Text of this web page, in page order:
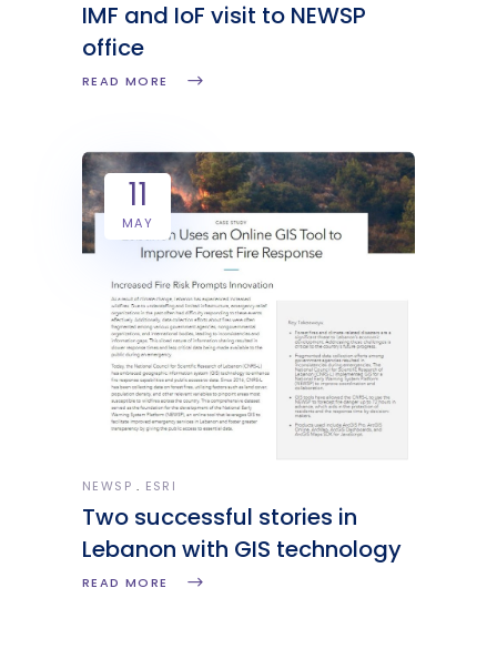
IMF and IoF visit to NEWSP
office
READ MORE
11
MAY
NEWSP ESRI
Two successful stories in
Lebanon with GIS technology
READ MORE